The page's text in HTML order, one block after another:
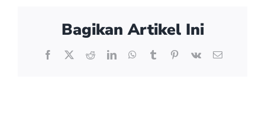
Bagikan Artikel Ini
Facebook
X RedditLinkedInWhatsApp
TumblrPinterest
Vk Email